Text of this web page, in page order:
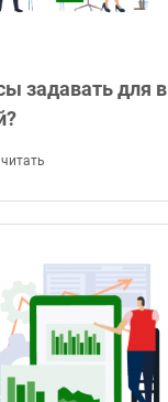
задавать для